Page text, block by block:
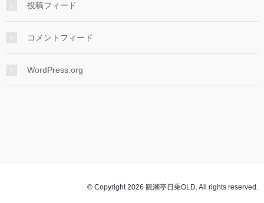
投稿フィード
コメントフィード
WordPress.org
© Copyright 2026 観潮亭日乗OLD. All rights reserved.